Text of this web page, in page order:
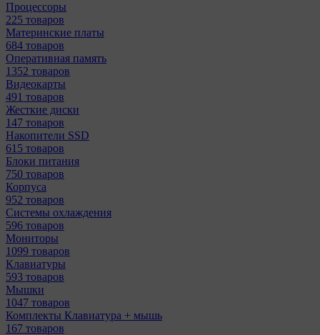
Процессоры
225 товаров
Материнcкие платы
684 товаров
Оперативная память
1352 товаров
Видеокарты
491 товаров
Жесткие диски
147 товаров
Накопители SSD
615 товаров
Блоки питания
750 товаров
Корпуса
952 товаров
Системы охлаждения
596 товаров
Мониторы
1099 товаров
Клавиатуры
593 товаров
Мышки
1047 товаров
Комплекты Клавиатура + мышь
167 товаров